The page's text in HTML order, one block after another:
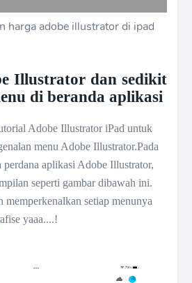
harga adobe illustrator di ipad
Illustrator dan sedikit
di beranda aplikasi
Adobe Illustrator iPad untuk
menu Adobe Illustrator.Pada
perdana aplikasi Adobe Illustrator,
seperti gambar dibawah ini.
setiap menunya
yaaa....!